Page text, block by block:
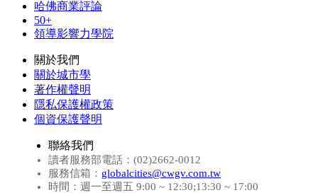
哈佛商業評論
50+
領導影響力學院
關於我們
關於城市學
著作權聲明
隱私保護權政策
個資保護聲明
聯絡我們
讀者服務部電話：(02)2662-0012
服務信箱： globalcities@cwgv.com.tw
時間：週一至週五 9:00 ~ 12:30;13:30 ~ 17:00